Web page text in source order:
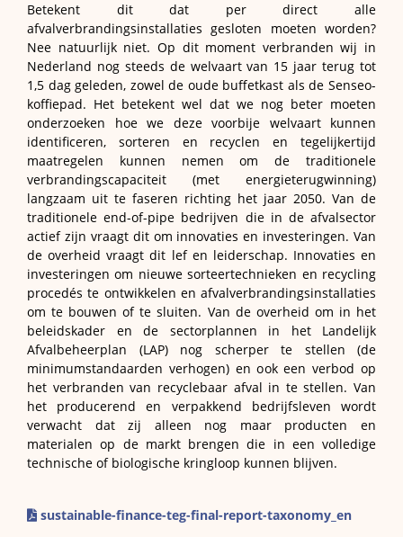
Betekent dit dat per direct alle
afvalverbrandingsinstallaties gesloten moeten worden?
Nee natuurlijk niet. Op dit moment verbranden wij in
Nederland nog steeds de welvaart van 15 jaar terug tot
1,5 dag geleden, zowel de oude buffetkast als de Senseo-
koffiepad. Het betekent wel dat we nog beter moeten
onderzoeken hoe we deze voorbije welvaart kunnen
identificeren, sorteren en recyclen en tegelijkertijd
maatregelen kunnen nemen om de traditionele
verbrandingscapaciteit (met energieterugwinning)
langzaam uit te faseren richting het jaar 2050. Van de
traditionele end-of-pipe bedrijven die in de afvalsector
actief zijn vraagt dit om innovaties en investeringen. Van
de overheid vraagt dit lef en leiderschap. Innovaties en
investeringen om nieuwe sorteertechnieken en recycling
procedés te ontwikkelen en afvalverbrandingsinstallaties
om te bouwen of te sluiten. Van de overheid om in het
beleidskader en de sectorplannen in het Landelijk
Afvalbeheerplan (LAP) nog scherper te stellen (de
minimumstandaarden verhogen) en ook een verbod op
het verbranden van recyclebaar afval in te stellen. Van
het producerend en verpakkend bedrijfsleven wordt
verwacht dat zij alleen nog maar producten en
materialen op de markt brengen die in een volledige
technische of biologische kringloop kunnen blijven.
sustainable-finance-teg-final-report-taxonomy_en